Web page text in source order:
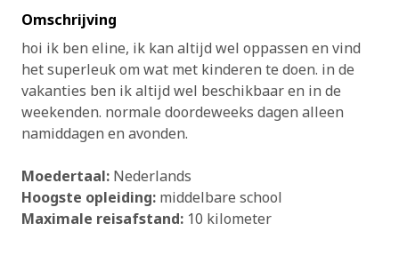
Omschrijving
hoi ik ben eline, ik kan altijd wel oppassen en vind
het superleuk om wat met kinderen te doen. in de
vakanties ben ik altijd wel beschikbaar en in de
weekenden. normale doordeweeks dagen alleen
namiddagen en avonden.
Moedertaal: Nederlands
Hoogste opleiding: middelbare school
Maximale reisafstand: 10 kilometer